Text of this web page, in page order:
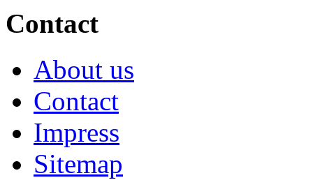
Contact
About us
Contact
Impress
Sitemap